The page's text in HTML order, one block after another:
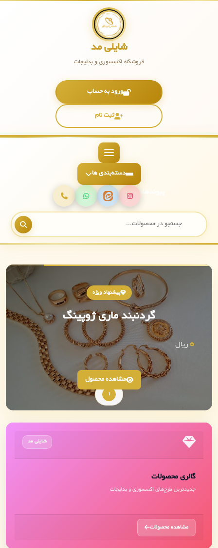
شایلی مد
فروشگاه اکسسوری و بدلیجات
ورود به حساب
ثبت نام
دسته‌بندی ها
پیشنهاد ویژه
گردنبند ماری ژوپینگ
0 ریال
مشاهده محصول
1
شایلی مد
گالری محصولات
جدیدترین طرح‌های اکسسوری و بدلیجات
مشاهده محصولات